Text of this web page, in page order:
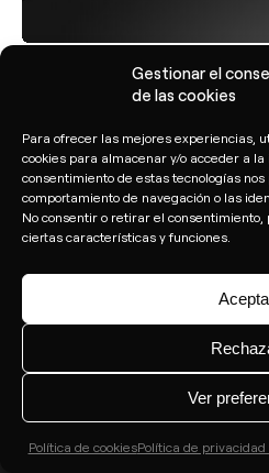
Gestionar el
de las cookies
Para ofrecer las mejores experiencias,
cookies para almacenar y/o acceder a
consentimiento de estas tecnologías
comportamiento de navegación o las
No consentir o retirar el
ciertas características y funciones.
Ver
Política de cookiesPolítica de
Puck, una joya
Calle N – Pol. Ind.
Ribarroja del Turia –
Suscríbete a